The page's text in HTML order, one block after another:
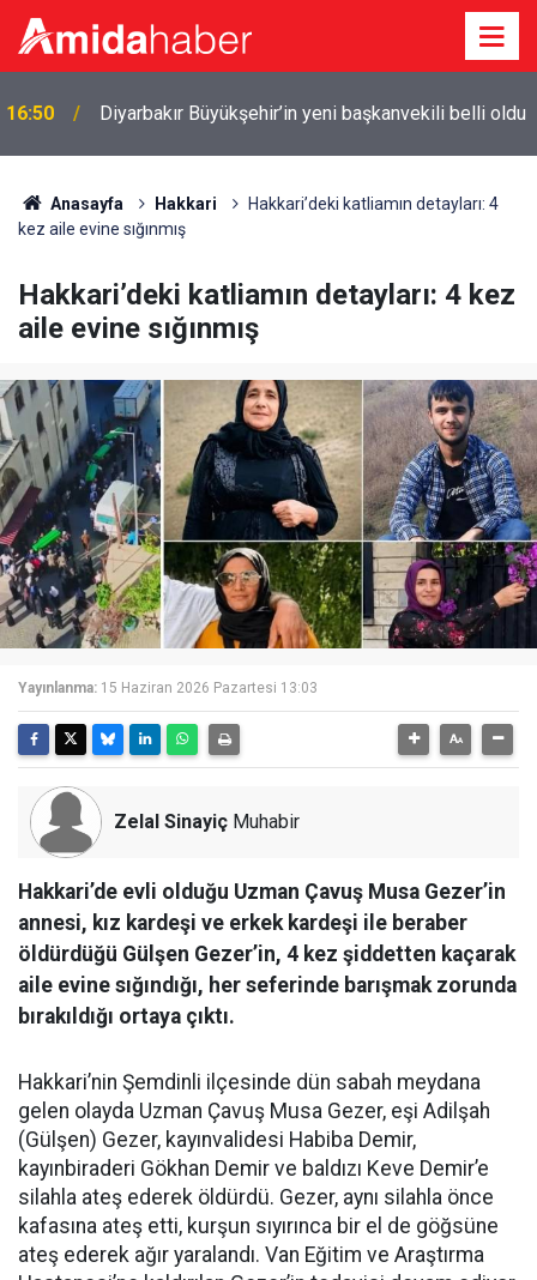
16:50 Diyarbakır Büyükşehir’in yeni başkanvekili belli oldu
Anasayfa Hakkari
Hakkari’deki katliamın detayları: 4
kez aile evine sığınmış
Hakkari’deki katliamın detayları: 4 kez
aile evine sığınmış
Yayınlanma: 15 Haziran 2026 Pazartesi 13:03
Zelal Sinayiç Muhabir
Hakkari’de evli olduğu Uzman Çavuş Musa Gezer’in
annesi, kız kardeşi ve erkek kardeşi ile beraber
öldürdüğü Gülşen Gezer’in, 4 kez şiddetten kaçarak
aile evine sığındığı, her seferinde barışmak zorunda
bırakıldığı ortaya çıktı.
Hakkari’nin Şemdinli ilçesinde dün sabah meydana
gelen olayda Uzman Çavuş Musa Gezer, eşi Adilşah
(Gülşen) Gezer, kayınvalidesi Habiba Demir,
kayınbiraderi Gökhan Demir ve baldızı Keve Demir’e
silahla ateş ederek öldürdü. Gezer, aynı silahla önce
kafasına ateş etti, kurşun sıyırınca bir el de göğsüne
ateş ederek ağır yaralandı. Van Eğitim ve Araştırma